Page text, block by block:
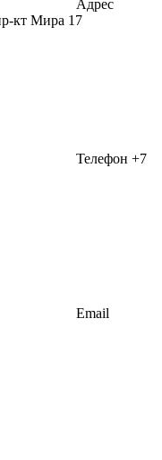
Адрес
кт Мира 17
Телефон +7
Email